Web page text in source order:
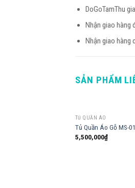
DoGoTamThu
Nhận giao hàng
Nhận giao hàng
SẢN PHẨM
TỦ QUẦN ÁO
Tủ Quần Áo Gỗ MS-01
5,500,000₫